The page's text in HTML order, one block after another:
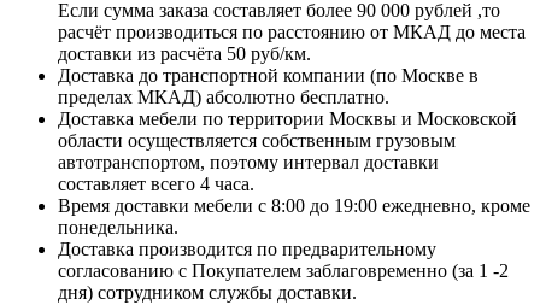
Если сумма заказа составляет более 90 000 рублей ,то
расчёт производиться по расстоянию от МКАД до места
доставки из расчёта 50 руб/км.
Доставка до транспортной компании (по Москве в
пределах МКАД) абсолютно бесплатно.
Доставка мебели по территории Москвы и Московской
области осуществляется собственным грузовым
автотранспортом, поэтому интервал доставки
составляет всего 4 часа.
Время доставки мебели с 8:00 до 19:00 ежедневно, кроме
понедельника.
Доставка производится по предварительному
согласованию с Покупателем заблаговременно (за 1 -2
дня) сотрудником службы доставки.